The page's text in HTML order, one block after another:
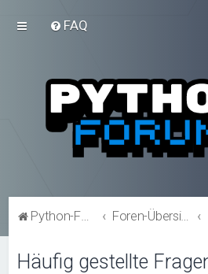
FAQ
Python-Forum.de Foren-Übersicht
Häufig gestellte